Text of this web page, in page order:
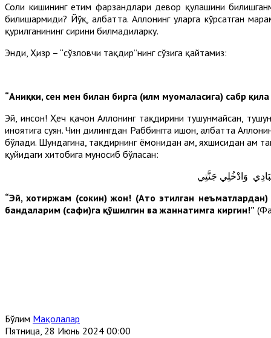
Солиҳ кишининг етим фарзандлари девор қулашини
билишармиди? Йўқ, албатта. Аллоҳнинг уларга кўрсатган
қурилганининг сирини билмадиларку.
Энди, Ҳизр – “сўзловчи тақдир”нинг сўзига қайтамиз:
“Аниқки, сен мен билан бирга (илм муомаласига) сабр
Эй, инсон! Ҳеч қачон Аллоҳнинг тақдирини тушунмайсан,
иноятига суян. Чин дилингдан Раббингга ишон, албатта
бўлади. Шундагина, тақдирнинг ёмонидан ҳам, яхшисидан ҳам
қуйидаги хитобига муносиб бўласан:
وَادْخُلِي جَنَّتِي
“Эй, хотиржам (сокин) жон! (Ато этилган неъматлардан)
бандаларим (сафи)га қўшилгин ва жаннатимга киргин!”
Бўлим Мақолалар
Пятница, 28 Июнь 2024 00:00